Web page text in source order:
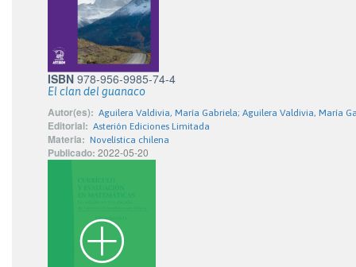
ISBN 978-956-9985-74-4
El clan del guanaco
Autor(es): Aguilera Valdivia, María Gabriela; Aguilera Valdivia, María
Editorial: Asterión Ediciones Limitada
Materia: Novelística chilena
Publicado: 2022-05-20